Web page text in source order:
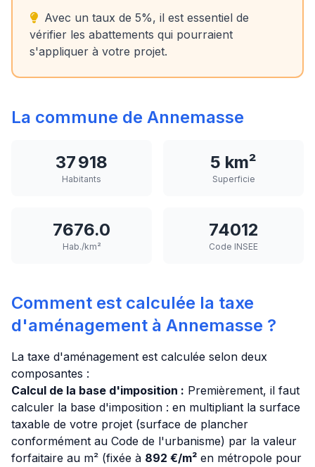
Avec un taux de 5%, il est essentiel de
vérifier les abattements qui pourraient
s'appliquer à votre projet.
La commune de Annemasse
37 918
Habitants
5 km²
Superficie
7676.0
Hab./km²
74012
Code INSEE
Comment est calculée la taxe
d'aménagement à Annemasse ?
La taxe d'aménagement est calculée selon deux
composantes :
Calcul de la base d'imposition : Premièrement, il faut
calculer la base d'imposition : en multipliant la surface
taxable de votre projet (surface de plancher
conformément au Code de l'urbanisme) par la valeur
forfaitaire au m² (fixée à 892 €/m² en métropole pour